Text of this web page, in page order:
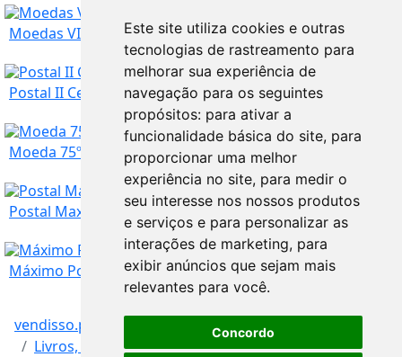
Este site utiliza cookies e outras
tecnologias de rastreamento para
melhorar sua experiência de
navegação para os seguintes
propósitos: para ativar a
funcionalidade básica do site, para
proporcionar uma melhor
experiência no site, para medir o
seu interesse nos nossos produtos
e serviços e para personalizar as
interações de marketing, para
exibir anúncios que sejam mais
relevantes para você.
Concordo
Setúbal Comprar agora:
Setúbal Comprar agora:
Moedas VIII Série Descobrimentos Portugueses es...
Comprar agora:
Postal II Centenário Nascimento Bocage
Setúbal Comprar agora:
Moeda 75º Aniversário do Navio Escola Sagres
Setúbal Comprar agora:
Postal Maximo 1966 Cientistas portugueses
Setúbal Comprar agora:
Máximo Postal Cruz Vermelha Portuguesa 1865-1965
vendisso.pt
Livros, Música, Filmes e Lazer